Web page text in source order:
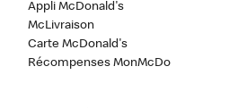
Appli McDonald's
McLivraison
Carte McDonald's
Récompenses MonMcDo